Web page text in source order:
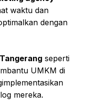
waktu dan
dengan
seperti
UMKM di
mereka.